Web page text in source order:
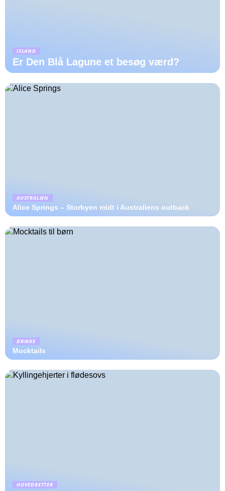
ISLAND
Er Den Blå Lagune et besøg værd?
AUSTRALIEN
Alice Springs – Storbyen midt i Australiens outback
DRIKKE
Mocktails
HOVEDRETTER